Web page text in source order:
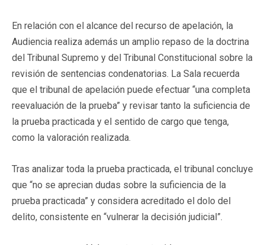
En relación con el alcance del recurso de apelación, la
Audiencia realiza además un amplio repaso de la doctrina
del Tribunal Supremo y del Tribunal Constitucional sobre la
revisión de sentencias condenatorias. La Sala recuerda
que el tribunal de apelación puede efectuar “una completa
reevaluación de la prueba” y revisar tanto la suficiencia de
la prueba practicada y el sentido de cargo que tenga,
como la valoración realizada.
Tras analizar toda la prueba practicada, el tribunal concluye
que “no se aprecian dudas sobre la suficiencia de la
prueba practicada” y considera acreditado el dolo del
delito, consistente en “vulnerar la decisión judicial”.